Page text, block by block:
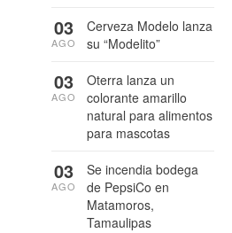
Cerveza Modelo lanza
su “Modelito”
03
AGO
Oterra lanza un
colorante amarillo
natural para alimentos
para mascotas
03
AGO
Se incendia bodega
de PepsiCo en
Matamoros,
Tamaulipas
03
AGO